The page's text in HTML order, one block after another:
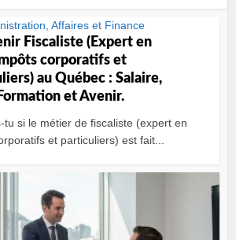
Affaires et Finance
Fiscaliste (Expert en
corporatifs et
au Québec : Salaire,
Formation et Avenir.
si le métier de fiscaliste (expert en
et particuliers) est fait...